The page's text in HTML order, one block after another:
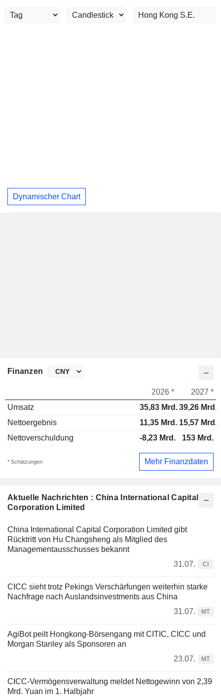
Dynamischer Chart
Aktuelle Nachrichten : China International Capital
Corporation Limited
China International Capital Corporation Limited gibt
Rücktritt von Hu Changsheng als Mitglied des
Managementausschusses bekannt
31.07.
CI
CICC sieht trotz Pekings Verschärfungen weiterhin starke
Nachfrage nach Auslandsinvestments aus China
31.07.
MT
AgiBot peilt Hongkong-Börsengang mit CITIC, CICC und
Morgan Stanley als Sponsoren an
23.07.
MT
CICC-Vermögensverwaltung meldet Nettogewinn von 2,39
Mrd. Yuan im 1. Halbjahr
Finanzen
2026 *
2027 *
Umsatz
35,83 Mrd.39,26 Mrd.
Nettoergebnis
11,35 Mrd. 15,57 Mrd.
Nettoverschuldung
-8,23 Mrd. 153 Mrd.
* Schätzungen Mehr Finanzdaten